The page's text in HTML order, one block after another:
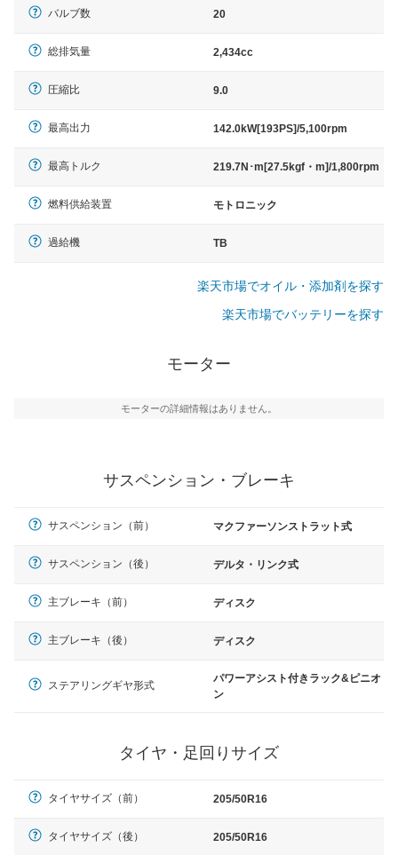
バルブ数 20
総排気量 2,434cc
圧縮比 9.0
最高出力 142.0kW[193PS]/5,100rpm
最高トルク 219.7N･m[27.5kgf・m]/1,800rpm
燃料供給装置 モトロニック
過給機 TB
楽天市場でオイル・添加剤を探す
楽天市場でバッテリーを探す
モーター
モーターの詳細情報はありません。
サスペンション・ブレーキ
サスペンション（前） マクファーソンストラット式
サスペンション（後） デルタ・リンク式
主ブレーキ（前） ディスク
主ブレーキ（後） ディスク
ステアリングギヤ形式
パワーアシスト付きラック&ピニオ
ン
タイヤ・足回りサイズ
タイヤサイズ（前） 205/50R16
タイヤサイズ（後） 205/50R16